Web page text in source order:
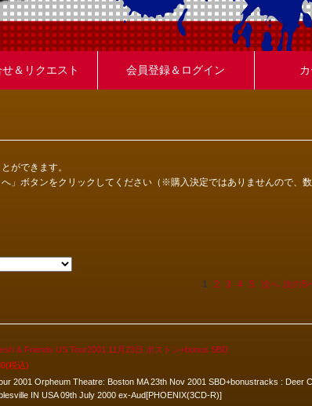
＆リクエスト 会員登録＆ログイン
ができます。
」ボタンをクリックしてください（※購入決定ではありませんので、
1 2 3 4 5 次へ 次の5
& Friends US Tour2001 11月23日 ボストン+bonus SBD
(税込)
2001 Orpheum Theatre: Boston MA 23th Nov 2001 SBD+bonustracks : Deer
IN USA 09th July 2000 ex-Aud[PHOENIX(3CD-R)]